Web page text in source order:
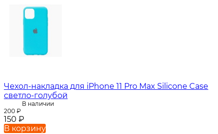
Чехол-накладка для iPhone 11 Pro Max Silicone Case
светло-голубой
В наличии
200 ₽
150 ₽
В корзину